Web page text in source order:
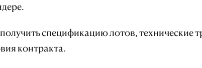
спецификацию лотов, технические
контракта.